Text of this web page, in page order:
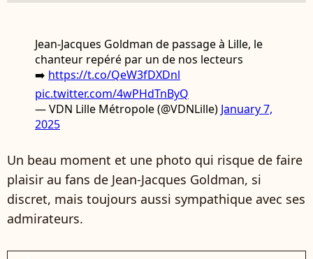
Jean-Jacques Goldman de passage à Lille, le
chanteur repéré par un de nos lecteurs
➡️ https://t.co/QeW3fDXDnl
pic.twitter.com/4wPHdTnByQ
— VDN Lille Métropole (@VDNLille) January 7,
2025
Un beau moment et une photo qui risque de faire
plaisir au fans de Jean-Jacques Goldman, si
discret, mais toujours aussi sympathique avec ses
admirateurs.